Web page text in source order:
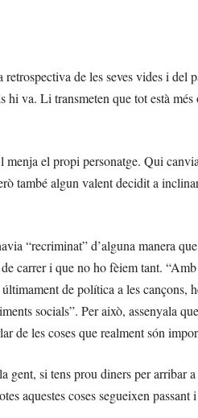
de les seves vides i del
va. Li transmeten que tot està més
el propi personatge. Qui
també algun valent decidit a
“recriminat” d’alguna manera
carrer i que no ho fèiem tant.
de política a les cançons,
socials”. Per això, assenyala
de les coses que realment són
gent, si tens prou diners per arribar
aquestes coses segueixen passant